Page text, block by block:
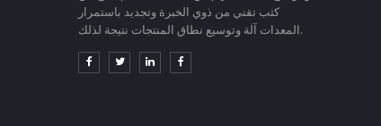
كثب تقني من ذوي الخبرة وتجديد باستمرار
المعدات آلة وتوسيع نطاق المنتجات نتيجة لذلك.